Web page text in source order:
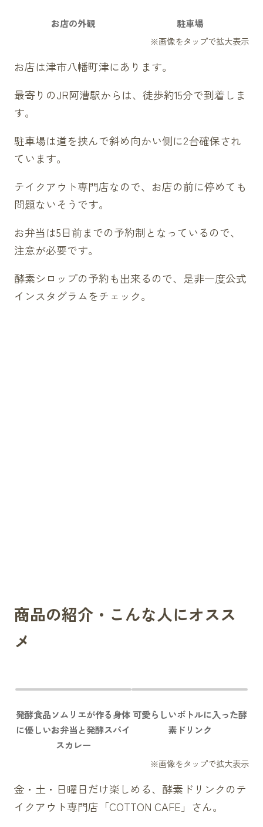
お店の外観 駐車場
お店は津市八幡町津にあります。
最寄りのJR阿漕駅からは、徒歩約15分で到着しま
す。
駐車場は道を挟んで斜め向かい側に2台確保され
ています。
テイクアウト専門店なので、お店の前に停めても
問題ないそうです。
お弁当は5日前までの予約制となっているので、
注意が必要です。
酵素シロップの予約も出来るので、是非一度公式
インスタグラムをチェック。
商品の紹介・こんな人にオスス
メ
発酵食品ソムリエが作る身体
に優しいお弁当と発酵スパイ
スカレー
可愛らしいボトルに入った酵
素ドリンク
金・土・日曜日だけ楽しめる、酵素ドリンクのテ
イクアウト専門店「COTTON CAFE」さん。